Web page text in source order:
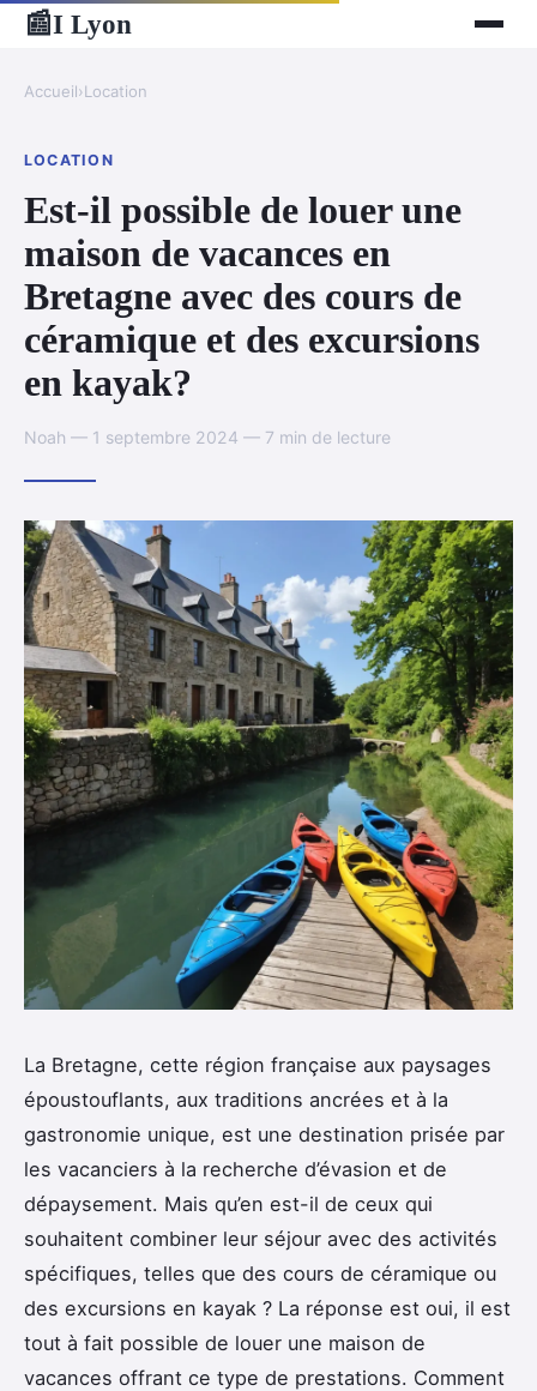
📰I Lyon
Accueil›Location
LOCATION
Est-il possible de louer une
maison de vacances en
Bretagne avec des cours de
céramique et des excursions
en kayak?
Noah — 1 septembre 2024 — 7 min de lecture
La Bretagne, cette région française aux paysages
époustouflants, aux traditions ancrées et à la
gastronomie unique, est une destination prisée par
les vacanciers à la recherche d’évasion et de
dépaysement. Mais qu’en est-il de ceux qui
souhaitent combiner leur séjour avec des activités
spécifiques, telles que des cours de céramique ou
des excursions en kayak ? La réponse est oui, il est
tout à fait possible de louer une maison de
vacances offrant ce type de prestations. Comment